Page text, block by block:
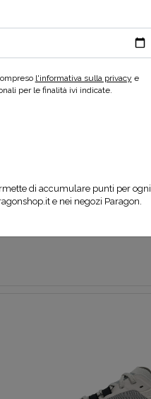
l'informativa sulla privacy e
per le finalità ivi indicate.
di accumulare punti per ogni
e nei negozi Paragon.